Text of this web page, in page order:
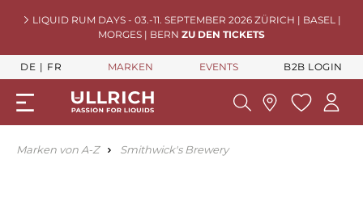
LIQUID RUM DAYS - 03.-11. SEPTEMBER 2026 ZÜRICH | BASEL |
MORGES | BERN ZU DEN TICKETS
DE FR MARKEN EVENTS B2B LOGIN
Marken von A-Z Smithwick's Brewery